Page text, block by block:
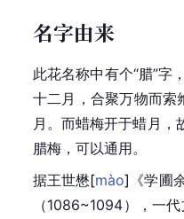
名字由来
此花名称中有个“腊”字
十二月，合聚万物而索
月。而蜡梅开于蜡月，
腊梅 ，可以通用。
据王世懋[mào] 《学圃
（1086~1094），一